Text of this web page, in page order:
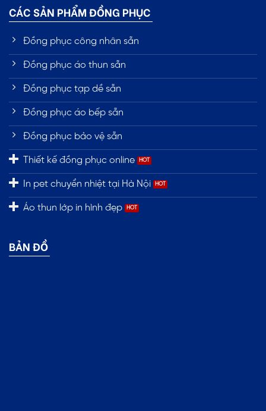
CÁC SẢN PHẨM ĐỒNG PHỤC
Đồng phục công nhân sẵn
Đồng phục áo thun sẵn
Đồng phục tạp dề sẵn
Đồng phục áo bếp sẵn
Đồng phục bảo vệ sẵn
Thiết kế đồng phục online
In pet chuyển nhiệt tại Hà Nội
Áo thun lớp in hình đẹp
BẢN ĐỒ